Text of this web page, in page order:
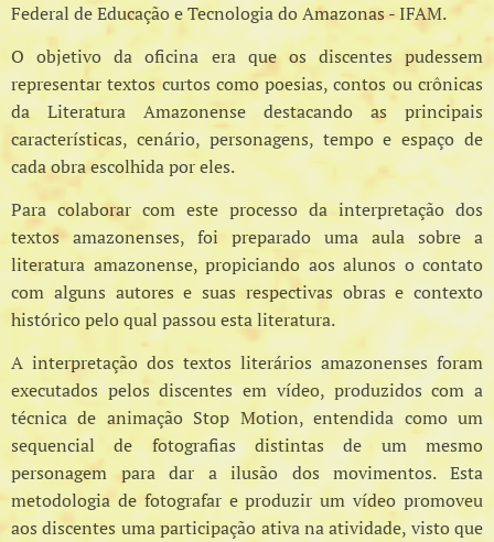
Federal de Educação e Tecnologia do Amazonas - IFAM.
O objetivo da oficina era que os discentes pudessem
representar textos curtos como poesias, contos ou crônicas
da Literatura Amazonense destacando as principais
características, cenário, personagens, tempo e espaço de
cada obra escolhida por eles.
Para colaborar com este processo da interpretação dos
textos amazonenses, foi preparado uma aula sobre a
literatura amazonense, propiciando aos alunos o contato
com alguns autores e suas respectivas obras e contexto
histórico pelo qual passou esta literatura.
A interpretação dos textos literários amazonenses foram
executados pelos discentes em vídeo, produzidos com a
técnica de animação Stop Motion, entendida como um
sequencial de fotografias distintas de um mesmo
personagem para dar a ilusão dos movimentos. Esta
metodologia de fotografar e produzir um vídeo promoveu
aos discentes uma participação ativa na atividade, visto que